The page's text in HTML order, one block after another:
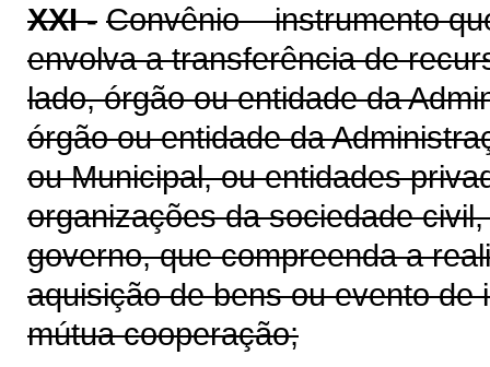
XXI - Convênio – instrumento
envolva a transferência de
lado, órgão ou entidade da
órgão ou entidade da
ou Municipal, ou entidades
organizações da sociedade
governo, que compreenda a
aquisição de bens ou evento
mútua cooperação;